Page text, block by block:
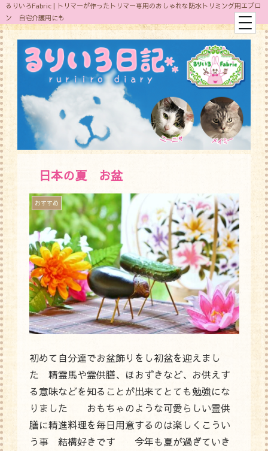
るりいろFabric | トリマーが作ったトリマー専用のおしゃれな防水トリミング用エプロ
ン 自宅介護用にも
日本の夏 お盆
おすすめ
初めて自分達でお盆飾りをし初盆を迎えまし
た 精霊馬や霊供膳、ほおずきなど、お供えす
る意味などを知ることが出来てとても勉強にな
りました おもちゃのような可愛らしい霊供
膳に精進料理を毎日用意するのは楽しくこうい
う事 結構好きです 今年も夏が過ぎていき